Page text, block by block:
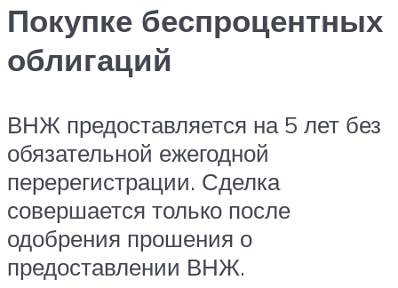
Покупке беспроцентных
облигаций
ВНЖ предоставляется на 5 лет без
обязательной ежегодной
перерегистрации. Сделка
совершается только после
одобрения прошения о
предоставлении ВНЖ.